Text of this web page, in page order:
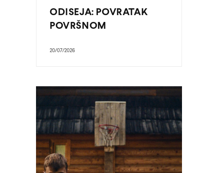
ODISEJA: POVRATAK
POVRŠNOM
20/07/2026